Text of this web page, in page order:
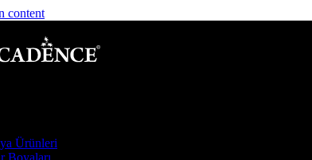
content
Ürünleri
Boyaları